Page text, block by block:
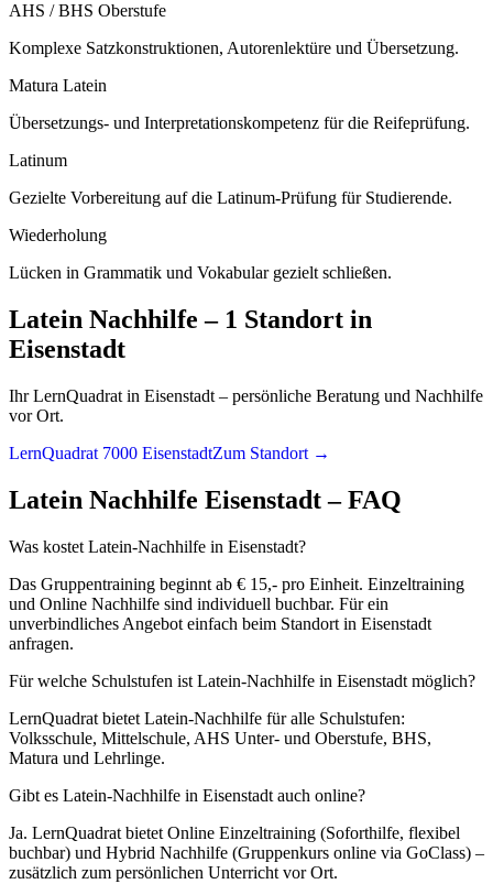
AHS / BHS Oberstufe
Komplexe Satzkonstruktionen, Autorenlektüre und Übersetzung.
Matura Latein
Übersetzungs- und Interpretationskompetenz für die Reifeprüfung.
Latinum
Gezielte Vorbereitung auf die Latinum-Prüfung für Studierende.
Wiederholung
Lücken in Grammatik und Vokabular gezielt schließen.
Latein Nachhilfe – 1 Standort in
Eisenstadt
Ihr LernQuadrat in Eisenstadt – persönliche Beratung und Nachhilfe
vor Ort.
LernQuadrat 7000 EisenstadtZum Standort →
Latein Nachhilfe Eisenstadt– FAQ
Was kostet Latein-Nachhilfe in Eisenstadt?
Das Gruppentraining beginnt ab € 15,- pro Einheit. Einzeltraining
und Online Nachhilfe sind individuell buchbar. Für ein
unverbindliches Angebot einfach beim Standort in Eisenstadt
anfragen.
Für welche Schulstufen ist Latein-Nachhilfe in Eisenstadt möglich?
LernQuadrat bietet Latein-Nachhilfe für alle Schulstufen:
Volksschule, Mittelschule, AHS Unter- und Oberstufe, BHS,
Matura und Lehrlinge.
Gibt es Latein-Nachhilfe in Eisenstadt auch online?
Ja. LernQuadrat bietet Online Einzeltraining (Soforthilfe, flexibel
buchbar) und Hybrid Nachhilfe (Gruppenkurs online via GoClass) –
zusätzlich zum persönlichen Unterricht vor Ort.